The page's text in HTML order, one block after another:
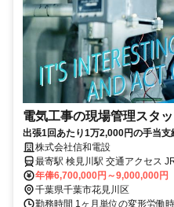
電気工事の現場管理スタ
出張1回あたり1万2,000円の手当
年間休日120日！未経験者も歓迎
株式会社信和電設
最寄駅 検見川駅 交通アクセス JR総武線「幕張駅」より徒歩15分 京
成電鉄千葉線「検見川駅」より徒歩13分 （上記は本社
ス） ★現場は静岡県〜東北地方のエリアです。 ≪Point≫ ●転勤なし
●直行直帰OK ●出張あり
年俸6,700,000円～9,000,000円
千葉県千葉市花見川区
勤務時間 1ヶ月単位の変形労働